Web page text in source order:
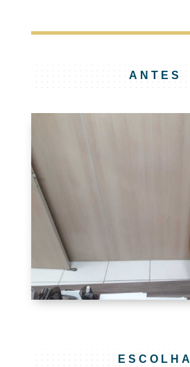
ANTES
ESCOLHA